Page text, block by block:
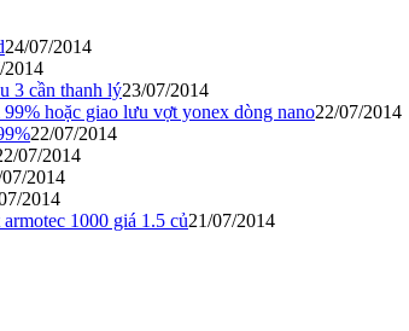
24/07/2014
2014
3 cần thanh lý23/07/2014
hoặc giao lưu vợt yonex dòng nano22/07/2014
22/07/2014
07/2014
2014
2014
1000 giá 1.5 củ21/07/2014